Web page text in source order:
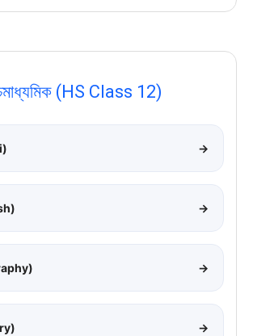
(HS Class 12)
→
→
→
→